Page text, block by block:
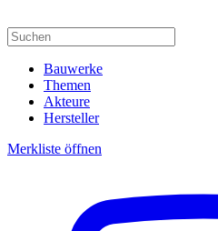
Bauwerke
Themen
Akteure
Hersteller
Merkliste öffnen